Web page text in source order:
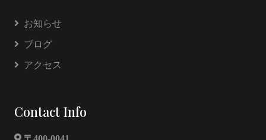
お知らせ
ブログ
アクセス
Contact Info